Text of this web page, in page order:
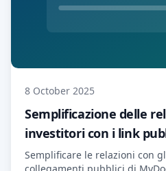
8 October 2025
Semplificazione delle
investitori con i link
Semplificare le relazioni con